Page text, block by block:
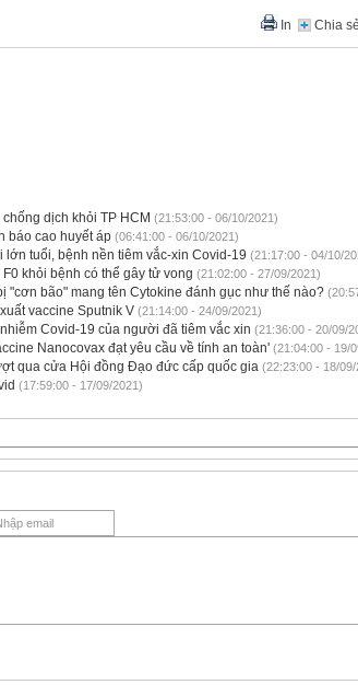
Chia sẻ
In
dịch khỏi TP HCM (21:53:00 - 06/10/2021)
báo cao huyết áp (06:41:00 - 06/10/2021)
tuổi, bệnh nền tiêm vắc-xin Covid-19 (21:17:00 - 04/10/
khỏi bệnh có thể gây tử vong (21:02:00 - 27/09/2021)
"cơn bão" mang tên Cytokine đánh gục như thế nào?
vaccine Sputnik V (21:14:00 - 24/09/2021)
Covid-19 của người đã tiêm vắc xin (21:36:00 - 20/09/
Nanocovax đạt yêu cầu về tính an toàn' (21:04:00 - 19/
qua cửa Hội đồng Đạo đức cấp quốc gia (22:23:00 - 18/09/
(17:59:00 - 17/09/2021)